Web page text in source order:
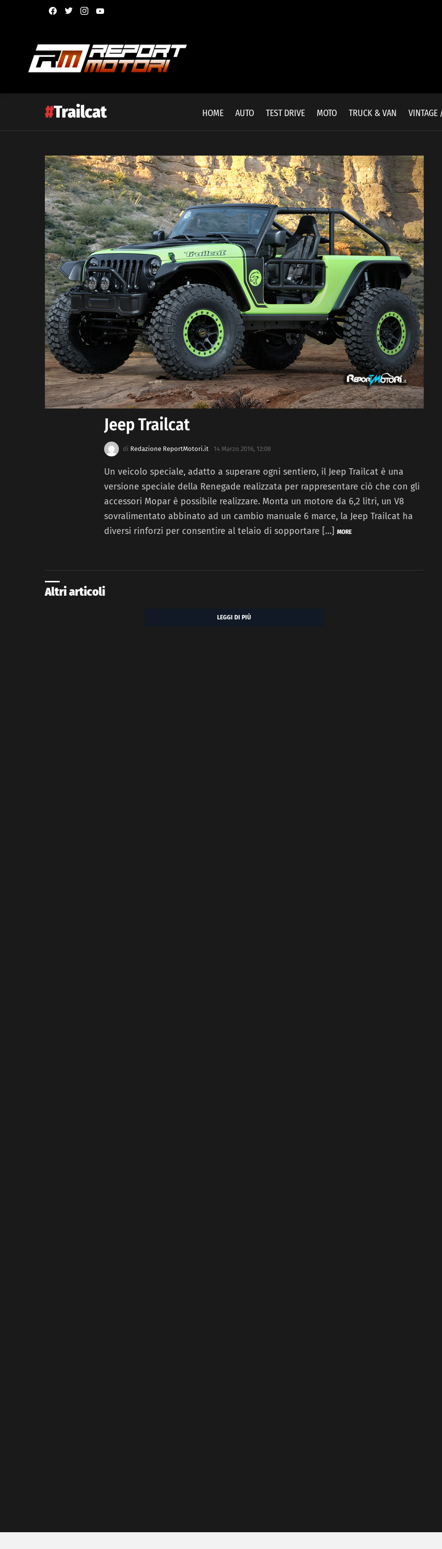
facebooktwitterinstagram
HOME AUTO TEST DRIVE MOTO TRUCK & VAN VINTAGE
Trailcat
Latest
story
Jeep Trailcat
di Redazione ReportMotori.it 14 Marzo 2016, 12:08
Un veicolo speciale, adatto a superare ogni sentiero, il Jeep Trailcat è una
versione speciale della Renegade realizzata per rappresentare ciò che con gli
accessori Mopar è possibile realizzare. Monta un motore da 6,2 litri, un V8
sovralimentato abbinato ad un cambio manuale 6 marce, la Jeep Trailcat ha
diversi rinforzi per consentire al telaio di sopportare […] MORE
Altri articoli
LEGGI DI PIÙ